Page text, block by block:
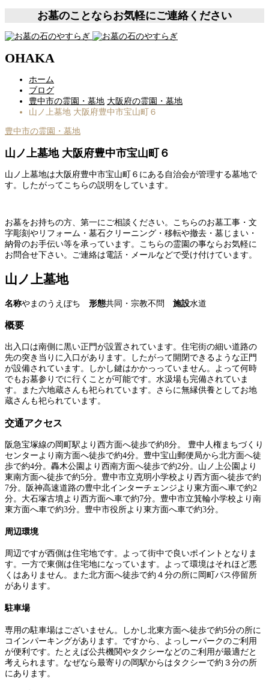
お墓のことならお気軽にご連絡ください
OHAKA
ホーム
ブログ
豊中市の霊園・墓地 大阪府の霊園・墓地
山ノ上墓地 大阪府豊中市宝山町６
豊中市の霊園・墓地
山ノ上墓地 大阪府豊中市宝山町６
山ノ上墓地は大阪府豊中市宝山町６にある自治会が管理する墓地で
す。したがってこちらの説明をしています。
お墓をお持ちの方、第一にご相談ください。こちらのお墓工事・文
字彫刻やリフォーム・墓石クリーニング・移転や撤去・墓じまい・
納骨のお手伝い等を承っています。こちらの霊園の事ならお気軽に
お問合せ下さい。ご連絡は電話・メールなどで受け付けています。
山ノ上墓地
名称やまのうえぼち 形態共同・宗教不問 施設水道
概要
出入口は南側に黒い正門が設置されています。住宅街の細い道路の
先の突き当りに入口があります。したがって開閉できるような正門
が設備されています。しかし鍵はかかっっていません。よって何時
でもお墓参りでに行くことが可能です。水汲場も完備されていま
す。また六地蔵さんも祀られています。さらに無縁供養としてお地
蔵さんも祀られています。
交通アクセス
阪急宝塚線の岡町駅より西方面へ徒歩で約8分。 豊中人権まちづくり
センターより南方面へ徒歩で約4分。豊中宝山郵便局から北方面へ徒
歩で約4分。轟木公園より西南方面へ徒歩で約2分。山ノ上公園より
東南方面へ徒歩で約5分。豊中市立克明小学校より西方面へ徒歩で約
7分。阪神高速道路の豊中北インターチェンジより東方面へ車で約2
分。大石塚古墳より西方面へ車で約7分。豊中市立箕輪小学校より南
東方面へ車で約3分。豊中市役所より東方面へ車で約3分。
周辺環境
周辺ですが西側は住宅地です。よって街中で良いポイントとなりま
す。一方で東側は住宅地になっています。よって環境はそれほど悪
くはありません。また北方面へ徒歩で約４分の所に岡町バス停留所
があります。
駐車場
専用の駐車場はございません。しかし北東方面へ徒歩で約5分の所に
コインパーキングがあります。ですから、よっしーパークのご利用
が便利です。たとえば公共機関やタクシーなどのご利用が最適だと
考えられます。なぜなら最寄りの岡駅からはタクシーで約３分の所
にあります。